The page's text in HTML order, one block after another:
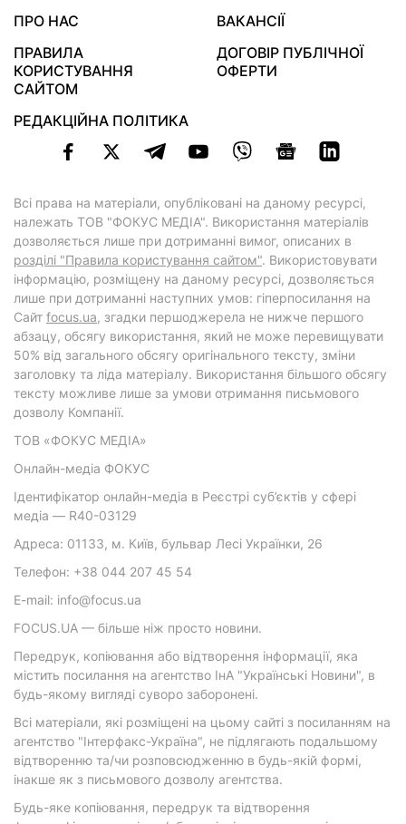
ПРО НАС
ВАКАНСІЇ
ПРАВИЛА
КОРИСТУВАННЯ
САЙТОМ
ДОГОВІР ПУБЛІЧНОЇ
ОФЕРТИ
РЕДАКЦІЙНА ПОЛІТИКА
Всі права на матеріали, опубліковані на даному ресурсі,
належать ТОВ "ФОКУС МЕДІА". Використання матеріалів
дозволяється лише при дотриманні вимог, описаних в
розділі "Правила користування сайтом". Використовувати
інформацію, розміщену на даному ресурсі, дозволяється
лише при дотриманні наступних умов: гіперпосилання на
Cайт focus.ua, згадки першоджерела не нижче першого
абзацу, обсягу використання, який не може перевищувати
50% від загального обсягу оригінального тексту, зміни
заголовку та ліда матеріалу. Використання більшого обсягу
тексту можливе лише за умови отримання письмового
дозволу Компанії.
ТОВ «ФОКУС МЕДІА»
Онлайн-медіа ФОКУС
Ідентифікатор онлайн-медіа в Реєстрі суб’єктів у сфері
медіа — R40-03129
Адреса: 01133, м. Київ, бульвар Лесі Українки, 26
Телефон: +38 044 207 45 54
E-mail: info@focus.ua
FOCUS.UA — більше ніж просто новини.
Передрук, копіювання або відтворення інформації, яка
містить посилання на агентство ІнА "Українські Новини", в
будь-якому вигляді суворо заборонені.
Всі матеріали, які розміщені на цьому сайті з посиланням на
агентство "Інтерфакс-Україна", не підлягають подальшому
відтворенню та/чи розповсюдженню в будь-якій формі,
інакше як з письмового дозволу агентства.
Будь-яке копіювання, передрук та відтворення